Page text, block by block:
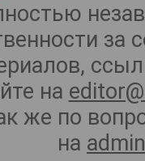
на
же по
на